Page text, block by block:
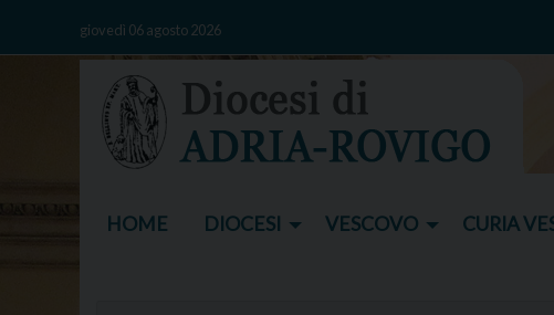
giovedì 06 agosto 2026
HOME DIOCESI VESCOVO CURIA